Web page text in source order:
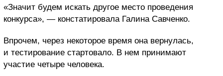
«Значит будем искать другое место проведения
конкурса», — констатировала Галина Савченко.
Впрочем, через некоторое время она вернулась,
и тестирование стартовало. В нем принимают
участие четыре человека.